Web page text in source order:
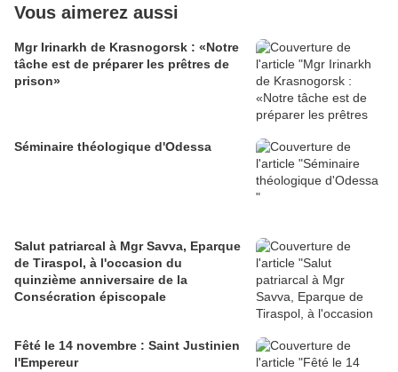
Vous aimerez aussi
Mgr Irinarkh de Krasnogorsk : «Notre
tâche est de préparer les prêtres de
prison»
Séminaire théologique d'Odessa
Salut patriarcal à Mgr Savva, Eparque
de Tiraspol, à l'occasion du
quinzième anniversaire de la
Consécration épiscopale
Fêté le 14 novembre : Saint Justinien
l'Empereur